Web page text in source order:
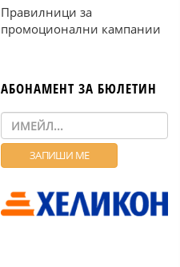
Правилници за
промоционални кампании
АБОНАМЕНТ ЗА БЮЛЕТИН